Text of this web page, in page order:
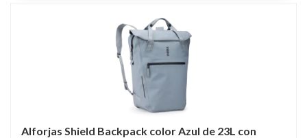
Alforjas Shield Backpack color Azul de 23L con